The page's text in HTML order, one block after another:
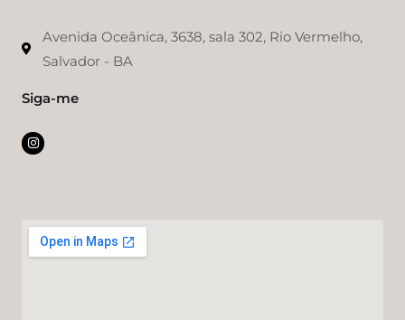
Avenida Oceânica, 3638, sala 302, Rio Vermelho,
Salvador - BA
Siga-me
I
n
a
m